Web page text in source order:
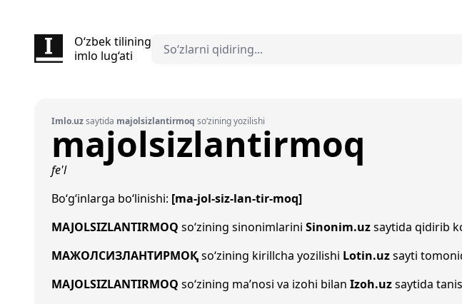
O‘zbek tilining
imlo lug‘ati
Imlo.uzsaytida majolsizlantirmoq so‘zining yozilishi
majolsizlantirmoq
fe'l
Bo‘g‘inlarga bo‘linishi: [ma-jol-siz-lan-tir-moq]
MAJOLSIZLANTIRMOQ so‘zining sinonimlarini Sinonim.uzsaytida qidirib
МАЖОЛСИЗЛАНТИРМОҚso‘zining kirillcha yozilishi Lotin.uzsayti
MAJOLSIZLANTIRMOQ so‘zining ma’nosi va izohi bilan Izoh.uzsaytida